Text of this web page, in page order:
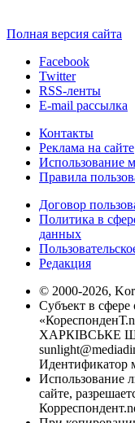
Полная версия сайта
Facebook
Twitter
RSS-ленты
E-mail рассылка
Контакты
Реклама на сайте
Использование
Правила
Договор
Политика в
данных
Редакция
© 2000-2026,
Субъект в
ХАРКІВСЬКЕ
Идентификатор
Использование
сайте,